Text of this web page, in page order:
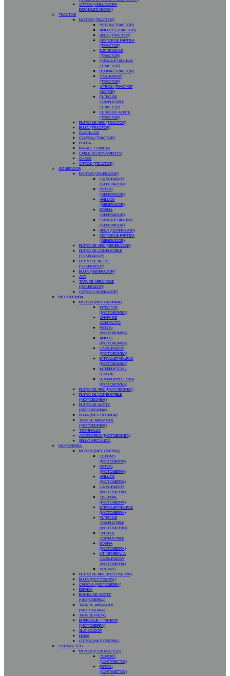
OTROS (ORILLADORA
DESMALEZADORA)
TRACTOR
MOTOR (TRACTOR)
PISTON (TRACTOR)
ANILLOS (TRACTOR)
BIELA (TRACTOR)
MOTOR DE PARTIDA
(TRACTOR)
EJE DE LEVAS
(TRACTOR)
EMPAQUETADURAS
(TRACTOR)
BOBINA (TRACTOR)
CABURADOR
(TRACTOR)
OTROS (TRACTOR
MOTOR)
FILTRO DE
COMBUSTIBLE
(TRACTOR)
FILTRO DE ACEITE
(TRACTOR)
FILTRO DE AIRE (TRACTOR)
BUJIA (TRACTOR)
CUCHILLOS
CORREA (TRACTOR)
POLEA
MASA / TORRETA
CABLE ACCIONAMIENTO
CHASIS
OTROS (TRACTOR)
GENERADOR
MOTOR (GENERADOR)
CARBURADOR
(GENERADOR)
PISTON
(GENERADOR)
ANILLOS
(GENERADOR)
BOBINA
(GENERADOR)
EMPAQUETADURAS
(GENERADOR)
BIELA (GENERADOR)
MOTOR DE PARTIDA
(GENERADOR)
FILTRO DE AIRE (GENERADOR)
FILTRO DE COMBUSTIBLE
(GENERADOR)
FILTRO DE ACEITE
(GENERADOR)
BUJIA (GENERADOR)
AVR
TAPA DE ARRANQUE
(GENERADOR)
OTROS (GENERADOR)
MOTOBOMBA
MOTOR (MOTOBOMBA)
INYECTOR
(MOTOBOMBA)
CHAPA DE
CONTACTO
PISTON
(MOTOBOMBA)
ANILLO
(MOTOBOMBA)
CARBURADOR
(MOTOBOMBA)
EMPAQUETADURAS
(MOTOBOMBA)
INTERRUPTOR /
SENSOR
BOMBA INYECTORA
(MOTOBOMBA)
FILTRO DE AIRE (MOTOBOMBA)
FILTRO DE COMBUSTIBLE
(MOTOBOMBA)
FILTRO DE ACEITE
(MOTOBOMBA)
BUJIA (MOTOBOMBA)
TAPA DE ARRANQUE
(MOTOBOMBA)
TERMINALES
ACCESORIOS (MOTOBOMBA)
SELLO MECANICO
MOTOSIERRA
MOTOR (MOTOSIERRA)
CILINDRO
(MOTOSIERRA)
PISTON
(MOTOSIERRA)
ANILLOS
(MOTOSIERRA)
CARBURADOR
(MOTOSIERRA)
CIGÜEÑAL
(MOTOSIERRA)
EMPAQUETADURAS
(MOTOSIERRA)
FILTRO DE
COMBUSTIBLE
(MOTOSIERRA))
LINEA DE
COMBUSTIBLE
BOBINA
(MOTOSIERRA)
KIT MEMBRANA
CARBURADOR
(MOTOSIERRA)
VOLANTE
FILTRO DE AIRE (MOTOSIERRA)
BUJIA (MOTOSIERRA)
CADENA (MOTOSIERRA)
ESPADA
BOMBA DE ACEITE
(MOTOSIERRA)
TAPA DE ARRANQUE
(MOTOSIERRA)
TAPA DE FRENO
EMBRAGUE / TAMBOR
(MOTOSIERRA)
SILENCIADOR
LIMAS
OTROS (MOTOSIERRA)
CORTASETOS
MOTOR (CORTASETOS)
CILINDRO
(CORTASETOS)
PISTON
(CORTASETOS)